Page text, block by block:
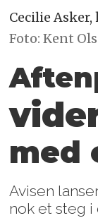
Cecilie
Foto: Kent
med
Avisen
nok et steg i